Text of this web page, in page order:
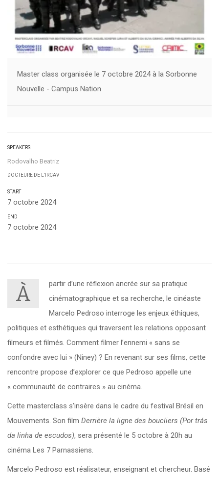
Master class organisée le 7 octobre 2024 à la Sorbonne
Nouvelle - Campus Nation
SPEAKERS
Rodovalho Beatriz
DOCTEURE DE L'IRCAV
START
7 octobre 2024
END
7 octobre 2024
À
partir d’une réflexion ancrée sur sa pratique
cinématographique et sa recherche, le cinéaste
Marcelo Pedroso interroge les enjeux éthiques,
politiques et esthétiques qui traversent les relations opposant
filmeurs et filmés. Comment filmer l’ennemi « sans se
confondre avec lui » (Niney) ? En revenant sur ses films, cette
rencontre propose d’explorer ce que Pedroso appelle une
« communauté de contraires » au cinéma.
Cette masterclass s’insère dans le cadre du festival Brésil en
Mouvements. Son film Derrière la ligne des boucliers (Por trás
da linha de escudos), sera présenté le 5 octobre à 20h au
cinéma Les 7 Parnassiens.
Marcelo Pedroso est réalisateur, enseignant et chercheur. Basé